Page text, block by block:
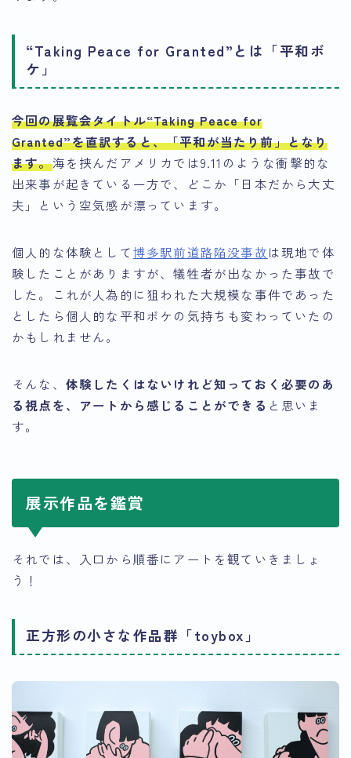
“Taking Peace for Granted”とは「平和ボ
ケ」
今回の展覧会タイトル“Taking Peace for
Granted”を直訳すると、「平和が当たり前」となり
ます。海を挟んだアメリカでは9.11のような衝撃的な
出来事が起きている一方で、どこか「日本だから大丈
夫」という空気感が漂っています。
個人的な体験として博多駅前道路陥没事故は現地で体
験したことがありますが、犠牲者が出なかった事故で
した。これが人為的に狙われた大規模な事件であった
としたら個人的な平和ボケの気持ちも変わっていたの
かもしれません。
そんな、 体験したくはないけれど知っておく必要のあ
る視点を、アートから感じることができる と思いま
す。
展示作品を鑑賞
それでは、入口から順番にアートを観ていきましょ
う！
正方形の小さな作品群「toybox」